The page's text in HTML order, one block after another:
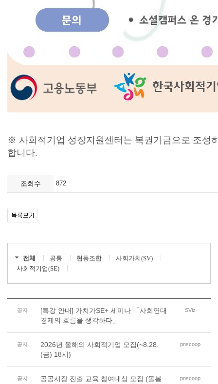
※ 사회적기업 성장지원센터는 복권기금으로 조성
합니다.
조회수 872
전체 공통 협동조합
사회가치(SV)
사회적기업(SE)
공지
[특강 안내] 가치가SE+ 세미나 「사회연대
경제의 흐름을 생각하다」
SViz
공지
2026년 올해의 사회적기업 모집(~8.28.
(금) 18시)
pnscoop
공지
공공시장 진출 교육 참여대상 모집 (돌봄
pnscoop